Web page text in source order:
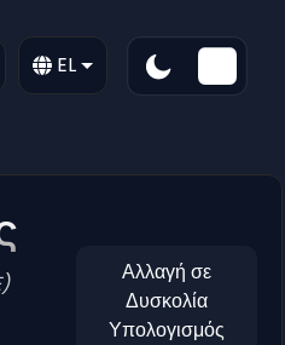
EL
Αλλαγή σε
Δυσκολία
Υπολογισμός